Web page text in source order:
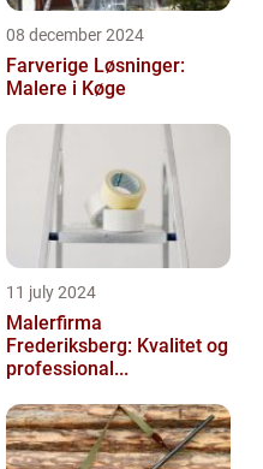
08 december 2024
Farverige Løsninger:
Malere i Køge
11 july 2024
Malerfirma
Frederiksberg: Kvalitet og
professional...